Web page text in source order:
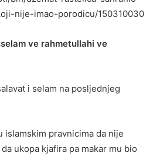
nije-imao-porodicu/150310030
ve rahmetullahi ve
i selam na posljednjeg
islamskim pravnicima da nije
ukopa kjafira pa makar mu bio